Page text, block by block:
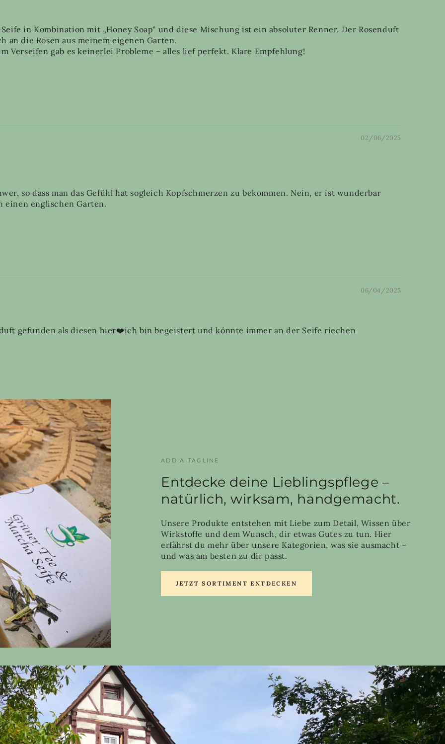
in Kombination mit „Honey Soap“ und diese Mischung ist ein absoluter Renner. Der Rosenduft
die Rosen aus meinem eigenen Garten.
Verseifen gab es keinerlei Probleme – alles lief perfekt. Klare Empfehlung!
02/06/2025
so dass man das Gefühl hat sogleich Kopfschmerzen zu bekommen. Nein, er ist wunderbar
englischen Garten.
06/04/2025
gefunden als diesen hier❤️ich bin begeistert und könnte immer an der Seife riechen
ADD A TAGLINE
Entdecke deine Lieblingspflege –
natürlich, wirksam, handgemacht.
Unsere Produkte entstehen mit Liebe zum Detail, Wissen über
Wirkstoffe und dem Wunsch, dir etwas Gutes zu tun. Hier
erfährst du mehr über unsere Kategorien, was sie ausmacht –
und was am besten zu dir passt.
JETZT SORTIMENT ENTDECKEN